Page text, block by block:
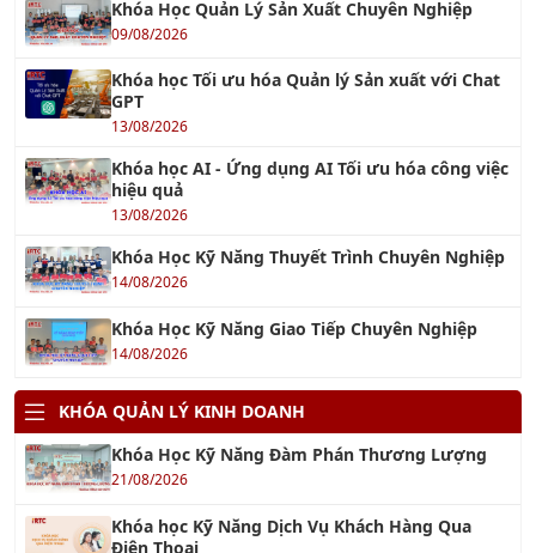
KHÓA AI
Khóa học Tối ưu hóa Quản lý Sản xuất với Chat
GPT
Khóa học ChatGPT - Tối ưu hóa công việc với
ChatGPT
Khóa học AI Marketing
Khóa học Ứng dụng AI cho Khối văn phòng
Khóa học Ứng dụng AI trong Quản lý dự án
15/08/2026
Khóa học AI - Ứng dụng AI Tối ưu hóa công việc
13/08/2026